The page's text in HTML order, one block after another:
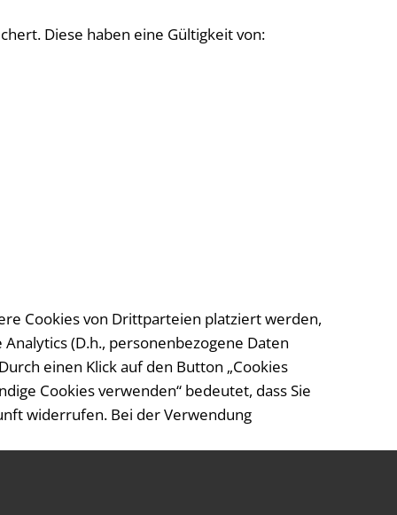
Diese haben eine Gültigkeit von:
Cookies von Drittparteien platziert werden,
(D.h., personenbezogene Daten
einen Klick auf den Button „Cookies
Cookies verwenden“ bedeutet, dass Sie
widerrufen. Bei der Verwendung